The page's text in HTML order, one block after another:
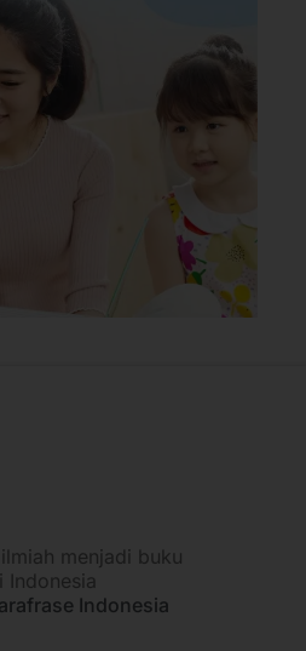
menjadi buku
Indonesia
Indonesia